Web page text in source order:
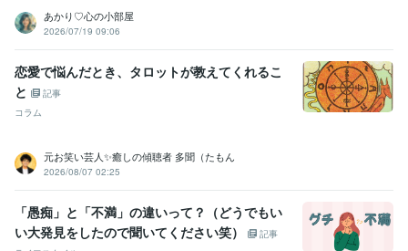
仕事
人間関係
ライティング・翻訳
あかり♡心の小部屋
2026/07/19 09:06
恋愛で悩んだとき、タロットが教えてくれるこ
と
記事
コラム
元お笑い芸人✨癒しの傾聴者 多聞（たもん
2026/08/07 02:25
「愚痴」と「不満」の違いって？（どうでもい
い大発見をしたので聞いてください笑）
記事